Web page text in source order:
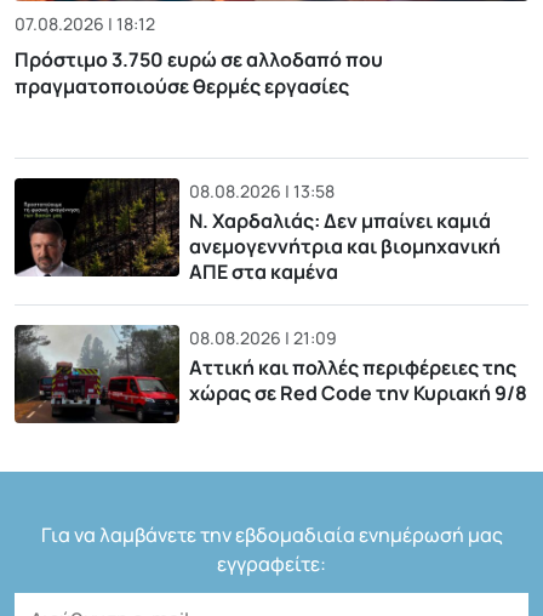
07.08.2026 | 18:12
Πρόστιμο 3.750 ευρώ σε αλλοδαπό που
πραγματοποιούσε θερμές εργασίες
08.08.2026 | 13:58
Ν. Χαρδαλιάς: Δεν μπαίνει καμιά
ανεμογεννήτρια και βιομηχανική
ΑΠΕ στα καμένα
08.08.2026 | 21:09
Αττική και πολλές περιφέρειες της
χώρας σε Red Code την Κυριακή 9/8
Για να λαμβάνετε την εβδομαδιαία ενημέρωσή μας
εγγραφείτε: